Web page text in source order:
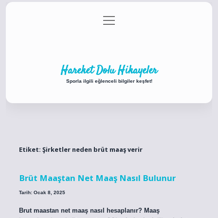
Gizlilik Politikası
menüyü
aç
Hareket Dolu Hikayeler
Sporla ilgili eğlenceli bilgiler keşfet!
Etiket: Şirketler neden brüt maaş verir
Brüt Maaştan Net Maaş Nasıl Bulunur
Tarih: Ocak 8, 2025
Brut maastan net maaş nasıl hesaplanır? Maaş